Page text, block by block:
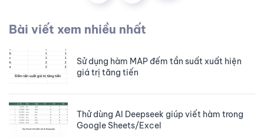
Bài viết xem nhiều nhất
Sử dụng hàm MAP đếm tần suất xuất hiện
giá trị tăng tiến
Thử dùng AI Deepseek giúp viết hàm trong
Google Sheets/Excel